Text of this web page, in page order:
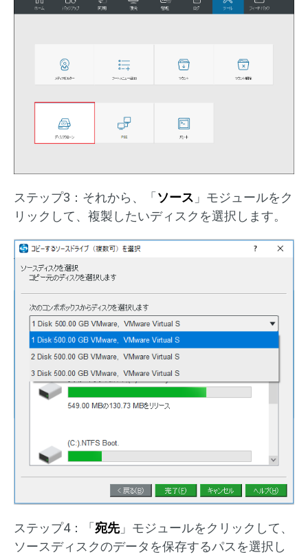
ステップ3：それから、「 ソース 」モジュールをク
リックして、複製したいディスクを選択します。
ステップ4：「 宛先」モジュールをクリックして、
ソースディスクのデータを保存するパスを選択し